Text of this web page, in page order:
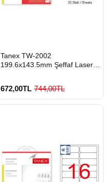
GÖNDERİ
Tanex TW-2002
199.6x143.5mm Şeffaf Laser
672,00TL 744,00TL